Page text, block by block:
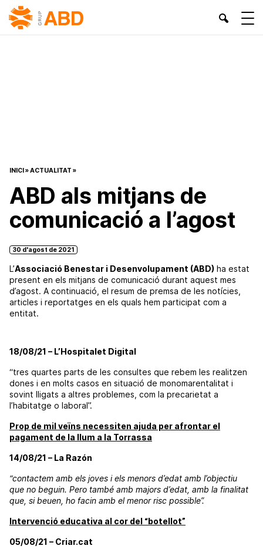
INICI»ACTUALITAT »
ABD als mitjans de
comunicació a l’agost
30 d'agost de 2021
L’Associació Benestar i Desenvolupament (ABD) ha estat
present en els mitjans de comunicació durant aquest mes
d’agost. A continuació, el resum de premsa de les notícies,
articles i reportatges en els quals hem participat com a
entitat.
18/08/21 – L’Hospitalet Digital
“tres quartes parts de les consultes que rebem les realitzen
dones i en molts casos en situació de monomarentalitat i
sovint lligats a altres problemes, com la precarietat a
l’habitatge o laboral”.
Prop de mil veïns necessiten ajuda per afrontar el
pagament de la llum a la Torrassa
14/08/21 – La Razón
“contactem amb els joves i els menors d’edat amb l’objectiu
que no beguin. Pero també amb majors d’edat, amb la finalitat
que, si beuen, ho facin amb el menor risc possible”.
Intervenció educativa al cor del “botellot”
05/08/21 – Criar.cat